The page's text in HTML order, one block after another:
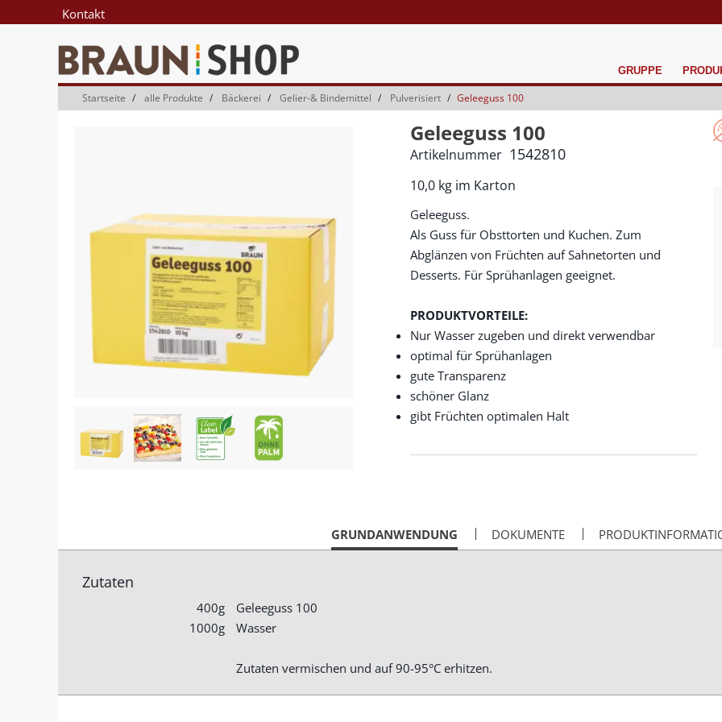
Inhalt
Navigationsmenü
Kontakt
GRUPPE
Startseite alle Produkte Bäckerei Gelier-& Bindemittel Pulverisiert Geleeguss 100
Geleeguss 100
10,0 kg im Karton
Artikelnummer 1542810
Geleeguss.
Als Guss für Obsttorten und Kuchen. Zum
Abglänzen von Früchten auf Sahnetorten und
Desserts. Für Sprühanlagen geeignet.
PRODUKTVORTEILE:
Nur Wasser zugeben und direkt verwendbar
optimal für Sprühanlagen
gute Transparenz
schöner Glanz
gibt Früchten optimalen Halt
CURRENT
TAB:
GRUNDANWENDUNG DOKUMENTE
Zutaten
400g
Geleeguss 100
1000g
Wasser
Zutaten vermischen und auf 90-95°C erhitzen.